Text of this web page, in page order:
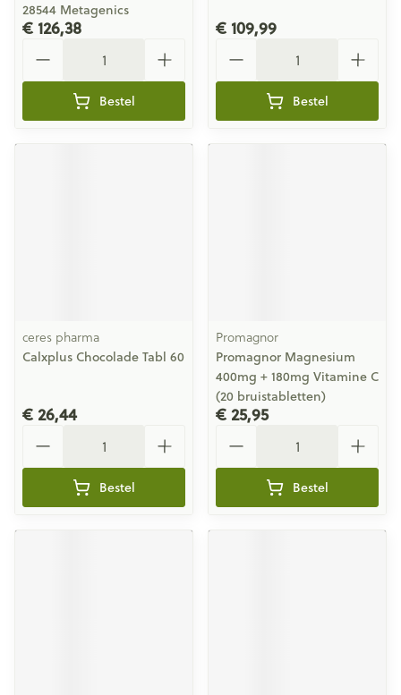
28544 Metagenics
€ 126,38
Bestel
€ 109,99
Bestel
ceres pharma
Calxplus Chocolade Tabl 60
€ 26,44
Bestel
Promagnor
Promagnor Magnesium
400mg + 180mg Vitamine C
(20 bruistabletten)
€ 25,95
Bestel